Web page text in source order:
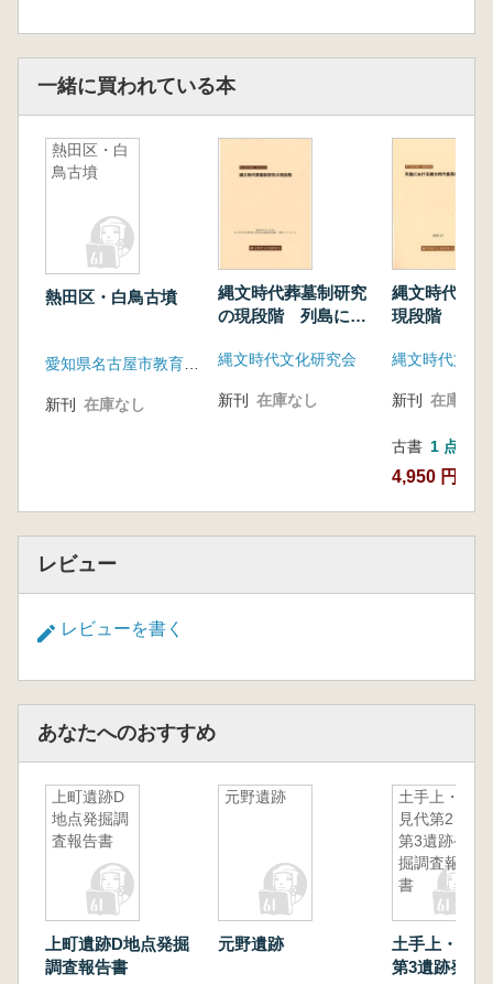
一緒に買われている本
熱田区・白
鳥古墳
熱田区・白鳥古墳
新刊 在庫なし
縄文時代葬墓制研究
の現段階 列島にお
諸様相
縄文時代文化研究会
新刊 在庫なし
縄文時代集
現段階 列島
様相
縄文時代文化
新刊 在庫なし
古書 1 点
4,950 円
レビュー
レビューを書く
あなたへのおすすめ
上町遺跡D
地点発掘調
査報告書
上町遺跡D地点発掘
調査報告書
元野遺跡
元野遺跡
土手上・中
見代第2・
第3遺跡発
掘調査報告
書
土手上・中
第3遺跡発掘